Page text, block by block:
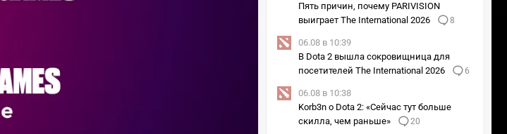
Пять причин, почему PARIVISION
выиграет The International 2026
8
06.08 в 10:39
В Dota 2 вышла сокровищница для
посетителей The International 2026
6
06.08 в 10:38
Korb3n о Dota 2: «Сейчас тут больше
скилла, чем раньше»
20